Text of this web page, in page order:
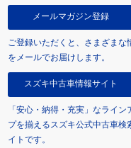
メールマガジン登録
ご登録いただくと、さまざまな
をメールでお届けします。
スズキ中古車情報サイト
「安心・納得・充実」なライン
プを揃えるスズキ公式中古車検
イトです。